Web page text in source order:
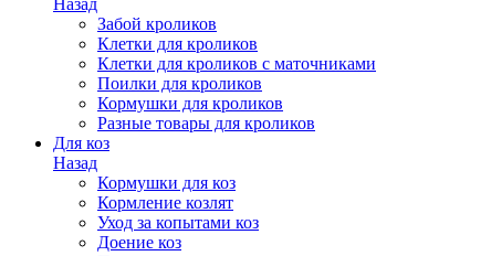
Назад
Забой кроликов
Клетки для кроликов
Клетки для кроликов с маточниками
Поилки для кроликов
Кормушки для кроликов
Разные товары для кроликов
Для коз
Назад
Кормушки для коз
Кормление козлят
Уход за копытами коз
Доение коз